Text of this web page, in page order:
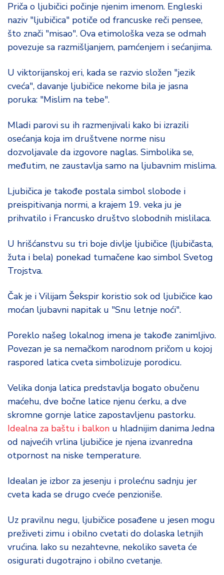
Priča o ljubičici počinje njenim imenom. Engleski
naziv "ljubičica" potiče od francuske reči pensee,
što znači "misao". Ova etimološka veza se odmah
povezuje sa razmišljanjem, pamćenjem i sećanjima.
U viktorijanskoj eri, kada se razvio složen "jezik
cveća", davanje ljubičice nekome bila je jasna
poruka: "Mislim na tebe".
Mladi parovi su ih razmenjivali kako bi izrazili
osećanja koja im društvene norme nisu
dozvoljavale da izgovore naglas. Simbolika se,
međutim, ne zaustavlja samo na ljubavnim mislima.
Ljubičica je takođe postala simbol slobode i
preispitivanja normi, a krajem 19. veka ju je
prihvatilo i Francusko društvo slobodnih mislilaca.
U hrišćanstvu su tri boje divlje ljubičice (ljubičasta,
žuta i bela) ponekad tumačene kao simbol Svetog
Trojstva.
Čak je i Vilijam Šekspir koristio sok od ljubičice kao
moćan ljubavni napitak u "Snu letnje noći".
Poreklo našeg lokalnog imena je takođe zanimljivo.
Povezan je sa nemačkom narodnom pričom u kojoj
raspored latica cveta simbolizuje porodicu.
Velika donja latica predstavlja bogato obučenu
maćehu, dve bočne latice njenu ćerku, a dve
skromne gornje latice zapostavljenu pastorku.
Idealna za baštu i balkon u hladnijim danima Jedna
od najvećih vrlina ljubičice je njena izvanredna
otpornost na niske temperature.
Idealan je izbor za jesenju i prolećnu sadnju jer
cveta kada se drugo cveće penzioniše.
Uz pravilnu negu, ljubičice posađene u jesen mogu
preživeti zimu i obilno cvetati do dolaska letnjih
vrućina. Iako su nezahtevne, nekoliko saveta će
osigurati dugotrajno i obilno cvetanje.